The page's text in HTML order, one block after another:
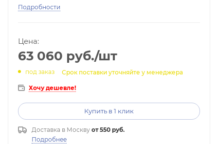
Подробности
Цена:
63 060 руб./шт
под заказ Срок поставки уточняйте у менеджера
Хочу дешевле!
Купить в 1 клик
Доставка в Москву от 550 руб.
Подробнее